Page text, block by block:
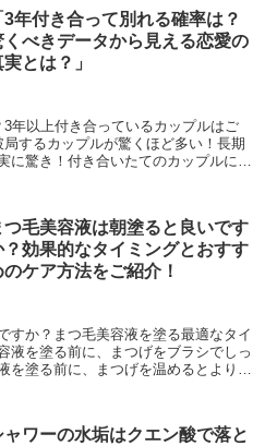
3年付き合って別れる確率は？
くべきデータから見える恋愛の
とは？」
年以上付き合っているカップルはご
するカップルが驚くほど多い！長期
に驚き！付き合いたてのカップルにと
つ毛美容液は朝塗ると良いです
？効果的なタイミングとおすす
のケア方法をご紹介！
すか？まつ毛美容液を塗る最適なタイ
液を塗る前に、まつげをブラシでしっ
を塗る前に、まつげを温めるとより効
ャワーの水垢はクエン酸で落と